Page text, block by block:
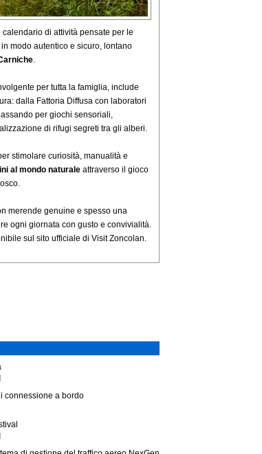
di attività pensate per le
modo autentico e sicuro, lontano
.
per tutta la famiglia, include
dalla Fattoria Diffusa con laboratori
per giochi sensoriali,
di rifugi segreti tra gli alberi.
stimolare curiosità, manualità e
al mondo naturale attraverso il gioco
merende genuine e spesso una
ogni giornata con gusto e convivialità.
sul sito ufficiale di Visit Zoncolan.
connessione a bordo